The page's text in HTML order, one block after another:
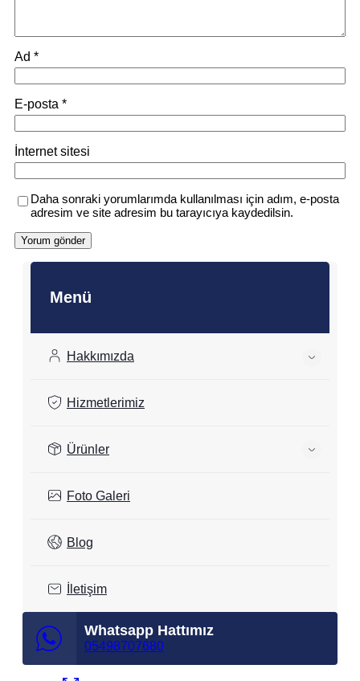
Ad *
E-posta *
İnternet sitesi
Daha sonraki yorumlarımda kullanılması için adım, e-posta
adresim ve site adresim bu tarayıcıya kaydedilsin.
Menü
Hakkımızda
Hizmetlerimiz
Ürünler
Foto Galeri
Blog
İletişim
Whatsapp Hattımız
05498707680